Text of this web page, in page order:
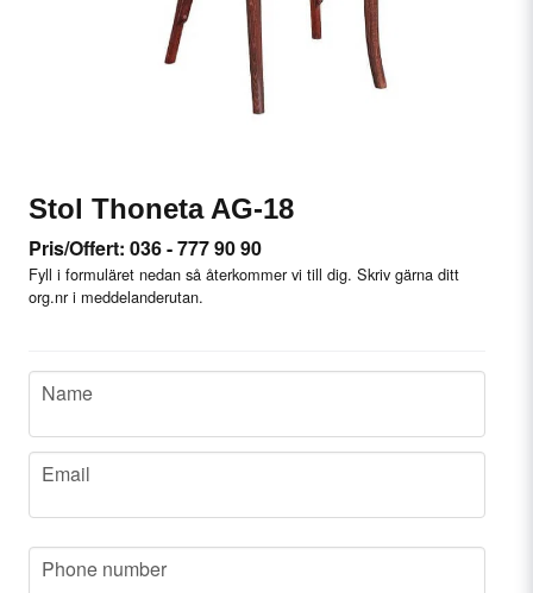
Stol Thoneta AG-18
Pris/Offert: 036 - 777 90 90
Fyll i formuläret nedan så återkommer vi till dig. Skriv gärna ditt
org.nr i meddelanderutan.
name
Name
email
Email
phone
Phone number